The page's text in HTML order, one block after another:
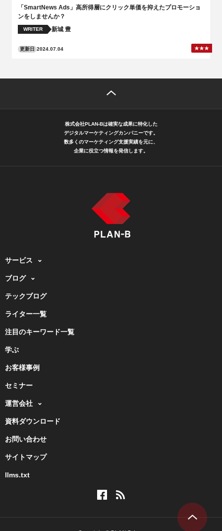
「SmartNews Ads」高所得層にクリック単価を抑えたプロモーショ
ンをしませんか？
WRITER 新城 豊
更新日 2024.07.04
株式会社PLAN-Bは確実な成果に特化した
デジタルマーケティングカンパニーです。
数多くのマーケティング支援実績を元に、
企業に役立つ情報を発信します。
サービス
ブログ
テックブログ
ライター一覧
注目のキーワード一覧
学ぶ
お客様事例
セミナー
運営会社
資料ダウンロード
お問い合わせ
サイトマップ
llms.txt